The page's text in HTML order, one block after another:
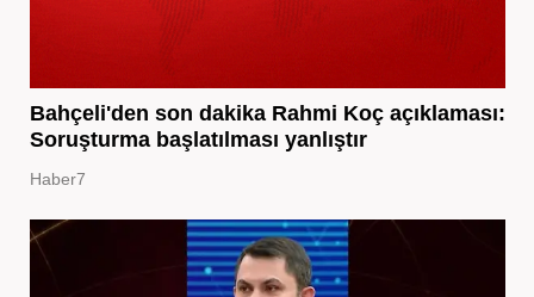
Bahçeli'den son dakika Rahmi Koç açıklaması:
Soruşturma başlatılması yanlıştır
Haber7